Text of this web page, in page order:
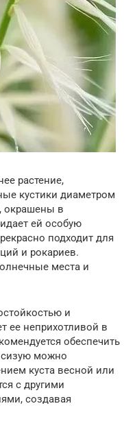
растение,
кустики диаметром
окрашены в
ей особую
подходит для
и рокариев.
места и
и
ее неприхотливой в
обеспечить
можно
куста весной или
с другими
создавая